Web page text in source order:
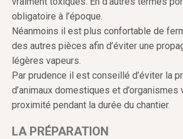
obligatoire à l’époque.
Néanmoins il est plus confortable de
des autres pièces afin d’éviter une
légères vapeurs.
Par prudence il est conseillé d’éviter la
d’animaux domestiques et d’organismes
proximité pendant la durée du chantier.
LA PRÉPARATION